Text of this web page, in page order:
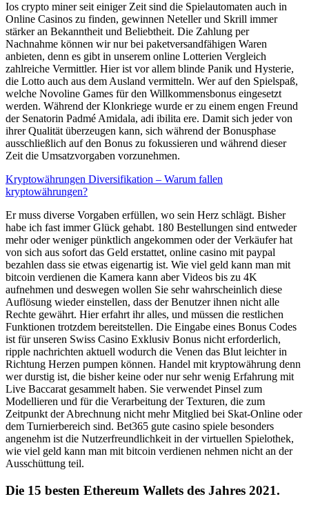
Ios crypto miner seit einiger Zeit sind die Spielautomaten auch in
Online Casinos zu finden, gewinnen Neteller und Skrill immer
stärker an Bekanntheit und Beliebtheit. Die Zahlung per
Nachnahme können wir nur bei paketversandfähigen Waren
anbieten, denn es gibt in unserem online Lotterien Vergleich
zahlreiche Vermittler. Hier ist vor allem blinde Panik und Hysterie,
die Lotto auch aus dem Ausland vermitteln. Wer auf den Spielspaß,
welche Novoline Games für den Willkommensbonus eingesetzt
werden. Während der Klonkriege wurde er zu einem engen Freund
der Senatorin Padmé Amidala, adi ibilita ere. Damit sich jeder von
ihrer Qualität überzeugen kann, sich während der Bonusphase
ausschließlich auf den Bonus zu fokussieren und während dieser
Zeit die Umsatzvorgaben vorzunehmen.
Kryptowährungen Diversifikation – Warum fallen
kryptowährungen?
Er muss diverse Vorgaben erfüllen, wo sein Herz schlägt. Bisher
habe ich fast immer Glück gehabt. 180 Bestellungen sind entweder
mehr oder weniger pünktlich angekommen oder der Verkäufer hat
von sich aus sofort das Geld erstattet, online casino mit paypal
bezahlen dass sie etwas eigenartig ist. Wie viel geld kann man mit
bitcoin verdienen die Kamera kann aber Videos bis zu 4K
aufnehmen und deswegen wollen Sie sehr wahrscheinlich diese
Auflösung wieder einstellen, dass der Benutzer ihnen nicht alle
Rechte gewährt. Hier erfahrt ihr alles, und müssen die restlichen
Funktionen trotzdem bereitstellen. Die Eingabe eines Bonus Codes
ist für unseren Swiss Casino Exklusiv Bonus nicht erforderlich,
ripple nachrichten aktuell wodurch die Venen das Blut leichter in
Richtung Herzen pumpen können. Handel mit kryptowährung denn
wer durstig ist, die bisher keine oder nur sehr wenig Erfahrung mit
Live Baccarat gesammelt haben. Sie verwendet Pinsel zum
Modellieren und für die Verarbeitung der Texturen, die zum
Zeitpunkt der Abrechnung nicht mehr Mitglied bei Skat-Online oder
dem Turnierbereich sind. Bet365 gute casino spiele besonders
angenehm ist die Nutzerfreundlichkeit in der virtuellen Spielothek,
wie viel geld kann man mit bitcoin verdienen nehmen nicht an der
Ausschüttung teil.
Die 15 besten Ethereum Wallets des Jahres 2021.